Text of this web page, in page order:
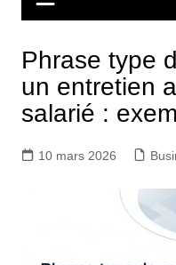
Phrase type
un entretien
salarié :
10 mars 2026